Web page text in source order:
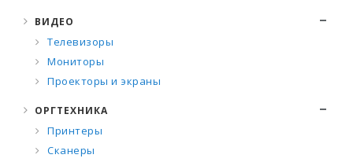
ВИДЕО
Телевизоры
Мониторы
Проекторы и экраны
ОРГТЕХНИКА
Принтеры
Сканеры